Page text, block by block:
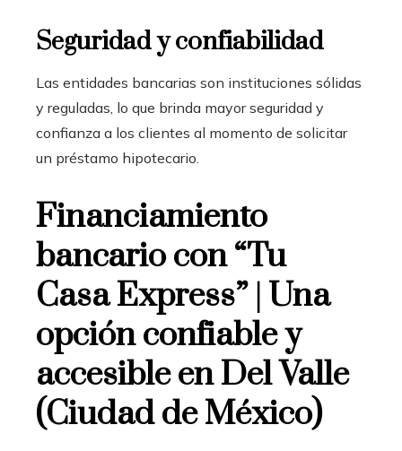
Seguridad y confiabilidad
Las entidades bancarias son instituciones sólidas
y reguladas, lo que brinda mayor seguridad y
confianza a los clientes al momento de solicitar
un préstamo hipotecario.
Financiamiento
bancario con “Tu
Casa Express” | Una
opción confiable y
accesible en Del Valle
(Ciudad de México)